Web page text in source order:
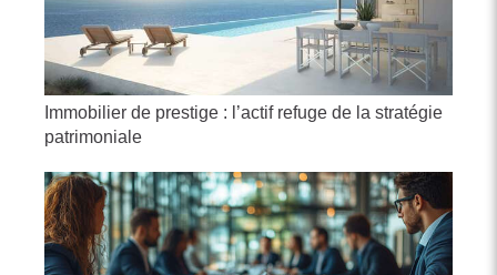
Immobilier de prestige : l’actif refuge de la stratégie
patrimoniale